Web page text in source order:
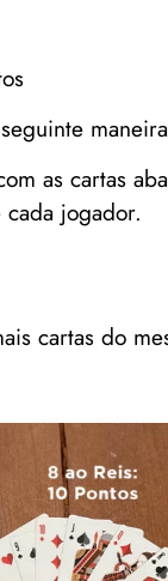
as cartas
jogador.
cartas do